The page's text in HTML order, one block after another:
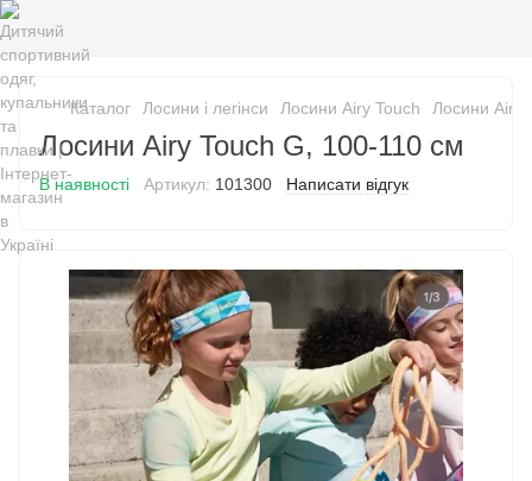
Каталог Лосини і легінси Лосини Airy Touch Лосини Airy
Лосини Airy Touch G, 100-110 см
В наявності Артикул: 101300 Написати відгук